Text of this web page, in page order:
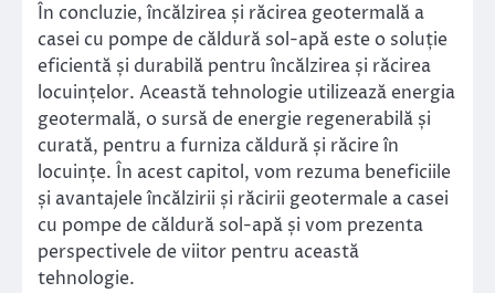
În concluzie, încălzirea și răcirea geotermală a
casei cu pompe de căldură sol-apă este o soluție
eficientă și durabilă pentru încălzirea și răcirea
locuințelor. Această tehnologie utilizează energia
geotermală, o sursă de energie regenerabilă și
curată, pentru a furniza căldură și răcire în
locuințe. În acest capitol, vom rezuma beneficiile
și avantajele încălzirii și răcirii geotermale a casei
cu pompe de căldură sol-apă și vom prezenta
perspectivele de viitor pentru această
tehnologie.